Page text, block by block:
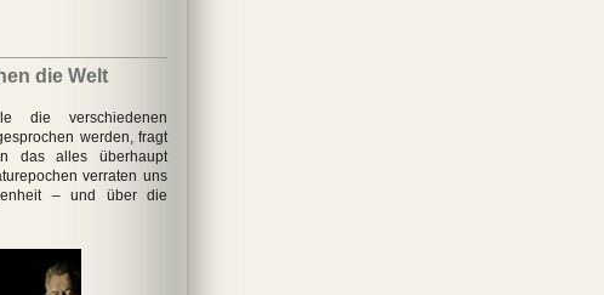
die Welt
die verschiedenen
werden, fragt
das alles überhaupt
verraten uns
– und über die